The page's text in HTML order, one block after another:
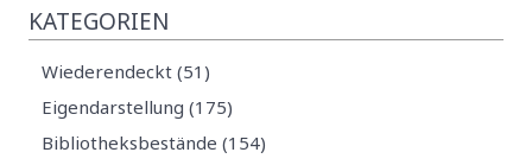
KATEGORIEN
Wiederendeckt (51)
Eigendarstellung (175)
Bibliotheksbestände (154)